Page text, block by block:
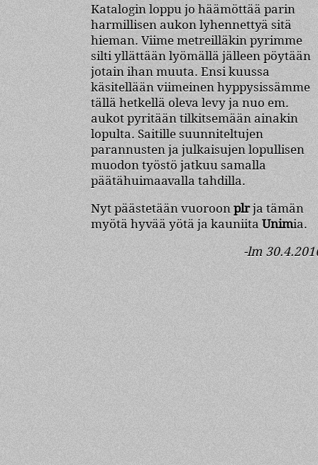
Katalogin loppu jo häämöttää parin
harmillisen aukon lyhennettyä sitä
hieman. Viime metreilläkin pyrimme
silti yllättään lyömällä jälleen pöytään
jotain ihan muuta. Ensi kuussa
käsitellään viimeinen hyppysissämme
tällä hetkellä oleva levy ja nuo em.
aukot pyritään tilkitsemään ainakin
lopulta. Saitille suunniteltujen
parannusten ja julkaisujen lopullisen
muodon työstö jatkuu samalla
päätähuimaavalla tahdilla.
Nyt päästetään vuoroonplrja tämän
myötä hyvää yötä ja kauniita Unimia.
-lm